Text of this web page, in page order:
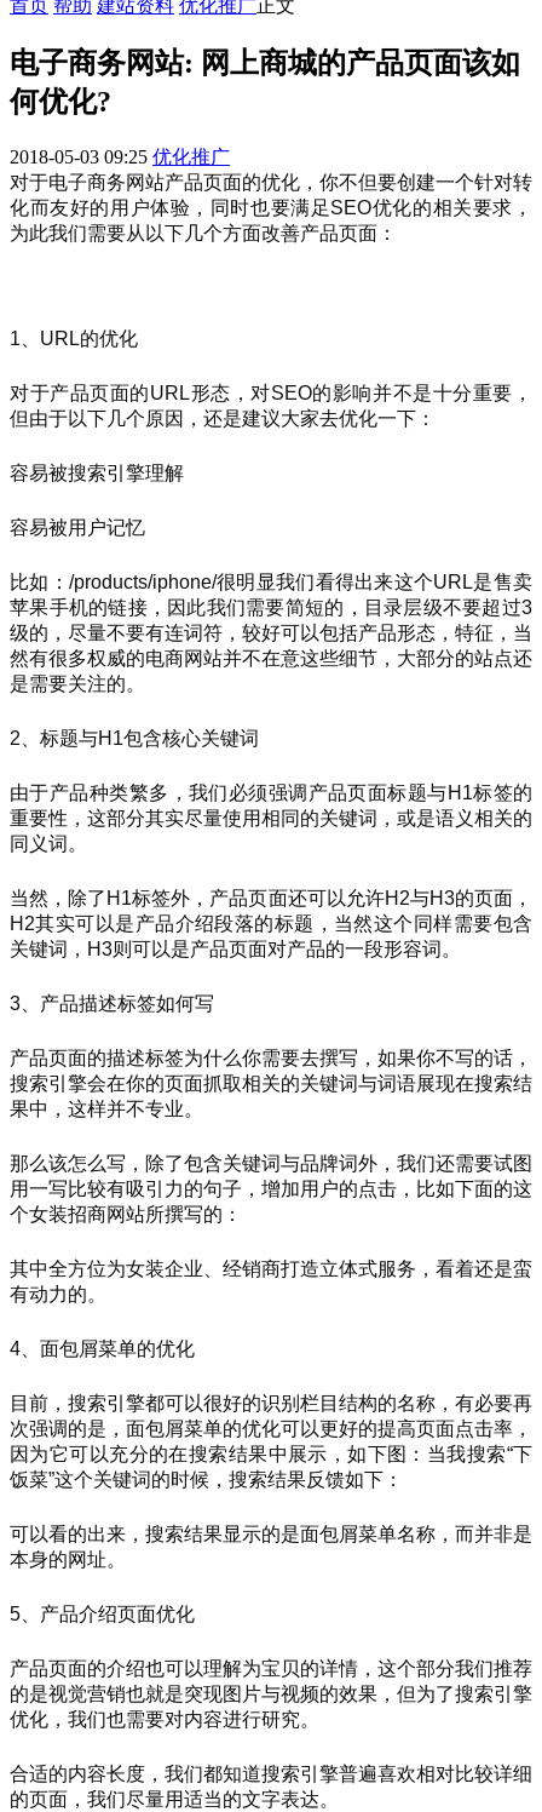
首页 帮助 建站资料 优化推广正文
电子商务网站: 网上商城的产品页面该如
何优化?
2018-05-03 09:25 优化推广
对于电子商务网站产品页面的优化，你不但要创建一个针对转
化而友好的用户体验，同时也要满足SEO优化的相关要求，
为此我们需要从以下几个方面改善产品页面：
1、URL的优化
对于产品页面的URL形态，对SEO的影响并不是十分重要，
但由于以下几个原因，还是建议大家去优化一下：
容易被搜索引擎理解
容易被用户记忆
比如：/products/iphone/很明显我们看得出来这个URL是售卖
苹果手机的链接，因此我们需要简短的，目录层级不要超过3
级的，尽量不要有连词符，较好可以包括产品形态，特征，当
然有很多权威的电商网站并不在意这些细节，大部分的站点还
是需要关注的。
2、标题与H1包含核心关键词
由于产品种类繁多，我们必须强调产品页面标题与H1标签的
重要性，这部分其实尽量使用相同的关键词，或是语义相关的
同义词。
当然，除了H1标签外，产品页面还可以允许H2与H3的页面，
H2其实可以是产品介绍段落的标题，当然这个同样需要包含
关键词，H3则可以是产品页面对产品的一段形容词。
3、产品描述标签如何写
产品页面的描述标签为什么你需要去撰写，如果你不写的话，
搜索引擎会在你的页面抓取相关的关键词与词语展现在搜索结
果中，这样并不专业。
那么该怎么写，除了包含关键词与品牌词外，我们还需要试图
用一写比较有吸引力的句子，增加用户的点击，比如下面的这
个女装招商网站所撰写的：
其中全方位为女装企业、经销商打造立体式服务，看着还是蛮
有动力的。
4、面包屑菜单的优化
目前，搜索引擎都可以很好的识别栏目结构的名称，有必要再
次强调的是，面包屑菜单的优化可以更好的提高页面点击率，
因为它可以充分的在搜索结果中展示，如下图：当我搜索“下
饭菜”这个关键词的时候，搜索结果反馈如下：
可以看的出来，搜索结果显示的是面包屑菜单名称，而并非是
本身的网址。
5、产品介绍页面优化
产品页面的介绍也可以理解为宝贝的详情，这个部分我们推荐
的是视觉营销也就是突现图片与视频的效果，但为了搜索引擎
优化，我们也需要对内容进行研究。
合适的内容长度，我们都知道搜索引擎普遍喜欢相对比较详细
的页面，我们尽量用适当的文字表达。